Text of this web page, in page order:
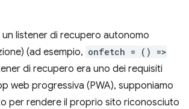
un listener di recupero autonomo
(ad esempio, onfetch = () =>
di recupero era uno dei requisiti
web progressiva (PWA), supponiamo
per rendere il proprio sito riconosciuto